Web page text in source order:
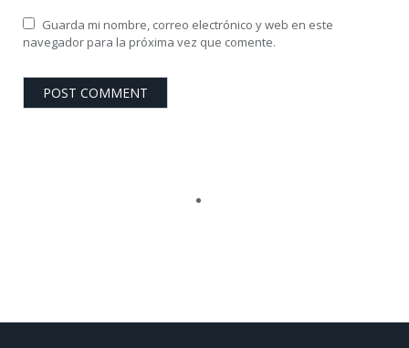
Guarda mi nombre, correo electrónico y web en este
navegador para la próxima vez que comente.